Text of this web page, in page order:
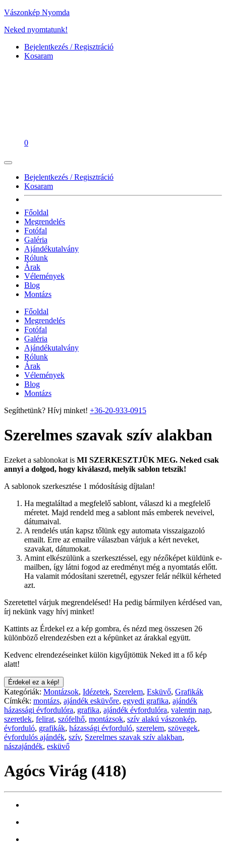
Vászonkép Nyomda
Neked nyomtatunk!
Bejelentkezés / Regisztráció
Kosaram
0
Bejelentkezés / Regisztráció
Kosaram
Főoldal
Megrendelés
Fotófal
Galéria
Ajándékutalvány
Rólunk
Árak
Vélemények
Blog
Montázs
Főoldal
Megrendelés
Fotófal
Galéria
Ajándékutalvány
Rólunk
Árak
Vélemények
Blog
Montázs
Segíthetünk? Hívj minket! +36-20-933-0915
Szerelmes szavak szív alakban
Ezeket a sablonokat is MI SZERKESZTJÜK MEG. Neked csak
annyi a dolgod, hogy kiválaszd, melyik sablon tetszik!
A sablonok szerkesztése 1 módosításig díjtalan!
Ha megtaláltad a megfelelő sablont, válaszd ki a megfelelő
méretet. Majd rendeld meg a sablont más emberek neveivel,
dátumaival.
A rendelés után kapsz tőlünk egy automata visszaigazoló
emailt. Erre az emailre válaszban várjuk a kért neveket,
szavakat, dátumokat.
Amint elkészülünk a szerkesztéssel, egy nézőképet küldünk e-
mailben, így látni fogod az eredményt még a nyomtatás előtt.
Ha valamit módosítani szeretnél, egyszer felár nélkül kérheted
azt.
Szeretettel várjuk megrendelésed! Ha pedig bármilyen kérdésed van,
írj nekünk vagy hívj minket!
Kattints az Érdekel ez a kép gombra, és nézd meg összesen 26
különböző elrendezésben ezt a képünket az árakkal együtt.
Kedvenc elrendezéseinket külön kigyűjtöttük Neked itt a fő kép
alatt!
Érdekel ez a kép!
Kategóriák: Montázsok, Idézetek, Szerelem, Esküvő, Grafikák
Címkék: montázs, ajándék esküvőre, egyedi grafika, ajándék
házassági évfordulóra, grafika, ajándék évfordulóra, valentin nap,
szeretlek, felirat, szófelhő, montázsok, szív alakú vászonkép,
évforduló, grafikák, házassági évforduló, szerelem, szövegek,
évfordulós ajándék, szív, Szerelmes szavak szív alakban,
nászajándék, esküvő
Agócs Virág (418)